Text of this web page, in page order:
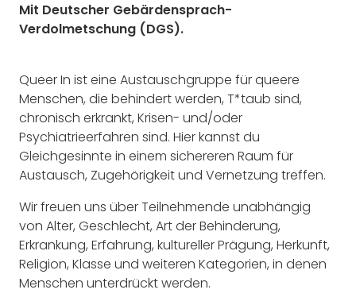
Mit Deutscher Gebärdensprach-
Verdolmetschung (DGS).
Queer In ist eine Austauschgruppe für queere
Menschen, die behindert werden, T*taub sind,
chronisch erkrankt, Krisen- und/oder
Psychiatrieerfahren sind. Hier kannst du
Gleichgesinnte in einem sichereren Raum für
Austausch, Zugehörigkeit und Vernetzung treffen.
Wir freuen uns über Teilnehmende unabhängig
von Alter, Geschlecht, Art der Behinderung,
Erkrankung, Erfahrung, kultureller Prägung, Herkunft,
Religion, Klasse und weiteren Kategorien, in denen
Menschen unterdrückt werden.